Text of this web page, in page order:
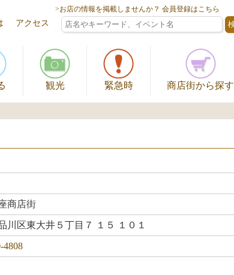
>お店の情報を掲載しませんか？ 会員登録はこちら
アクセス
観光 緊急時 商店街から探す
商店街
川区東大井５丁目７ １５ １０１
4808